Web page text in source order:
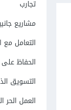
تجارب
مشاريع
التعامل مع
الحفاظ
التسويق
العمل الحر